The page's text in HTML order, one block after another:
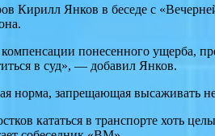
Кирилл Янков в беседе с
понесенного ущерба,
в суд», — добавил Янков.
норма, запрещающая высаживать
кататься в транспорте хоть